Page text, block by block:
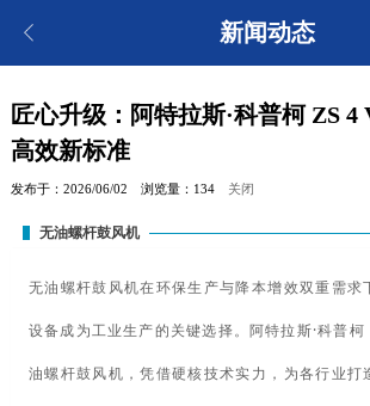
新闻动态
匠心升级：阿特拉斯·科普柯 ZS 4
高效新标准
发布于：2026/06/02 浏览量：134 关闭
无油螺杆鼓风机
无油螺杆鼓风机在环保生产与降本增效双重需求
设备成为工业生产的关键选择。 阿特拉斯·科普柯
油螺杆鼓风机，凭借硬核技术实力，为各行业打